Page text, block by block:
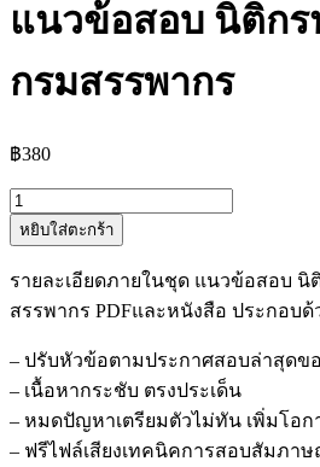
แนวข้อสอบ นิติกร
กรมสรรพากร
฿380
จำนวน
แนว
นิติกร
ปฏิบัติ
การ
กรม
สรรพากร
ชิ้น
หยิบใส่ตะกร้า
รายละเอียดภายในชุด แนวข้อสอบ นิ
สรรพากร PDFและหนังสือ ประกอบด้
– ปรับหัวข้อตามประกาศสอบล่าสุดข
– เนื้อหากระชับ ตรงประเด็น
– หมดปัญหาเตรียมตัวไม่ทัน เพิ่มโอ
– ฟรีไฟล์เสียงเทคนิคการสอบสัมภา